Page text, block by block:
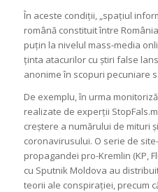
În aceste condiții, „spațiul
română constituit între
puțin la nivelul mass-media
ținta atacurilor cu știri false
anonime în scopuri pecuniare
De exemplu, în urma
realizate de experții
creștere a numărului de mituri
coronavirusului. O serie de
propagandei pro-Kremlin (KP,
cu Sputnik Moldova au
teorii ale conspirației, precum